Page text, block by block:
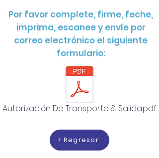
Por favor complete, firme, feche,
imprima, escanee y envíe por
correo electrónico el siguiente
formulario:
Autorización De Transporte & Salida.pdf
< Regresar